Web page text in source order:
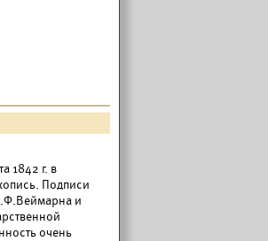
1842 г. в
Подписи
и
очень